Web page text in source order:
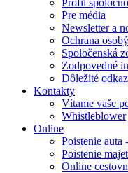
Profil
Pre média
Newsletter a
Ochrana
Spoločenská
Zodpovedné
Dôležité
Kontakty
Vítame vaše
Whistleblower
Online
Poistenie
Poistenie
Online